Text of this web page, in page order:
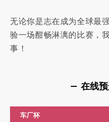
无论你是志在成为全球最
验一场酣畅淋漓的比赛，
事！
在线
车厂杯